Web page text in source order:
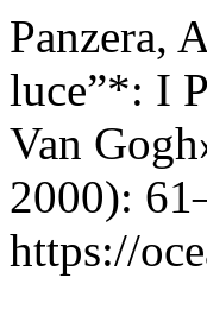
Panzera,
luce”*: I
Van
2000):
https://